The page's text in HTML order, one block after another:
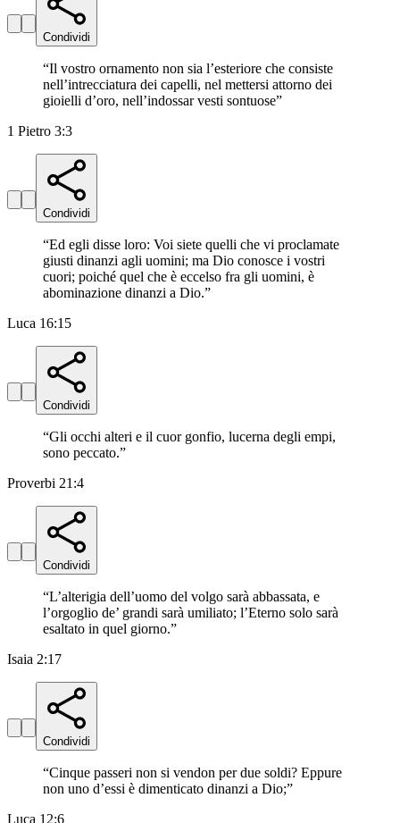
Condividi
“Il vostro ornamento non sia l’esteriore che consiste
nell’intrecciatura dei capelli, nel mettersi attorno dei
gioielli d’oro, nell’indossar vesti sontuose”
1 Pietro 3:3
Condividi
“Ed egli disse loro: Voi siete quelli che vi proclamate
giusti dinanzi agli uomini; ma Dio conosce i vostri
cuori; poiché quel che è eccelso fra gli uomini, è
abominazione dinanzi a Dio.”
Luca 16:15
Condividi
“Gli occhi alteri e il cuor gonfio, lucerna degli empi,
sono peccato.”
Proverbi 21:4
Condividi
“L’alterigia dell’uomo del volgo sarà abbassata, e
l’orgoglio de’ grandi sarà umiliato; l’Eterno solo sarà
esaltato in quel giorno.”
Isaia 2:17
Condividi
“Cinque passeri non si vendon per due soldi? Eppure
non uno d’essi è dimenticato dinanzi a Dio;”
Luca 12:6